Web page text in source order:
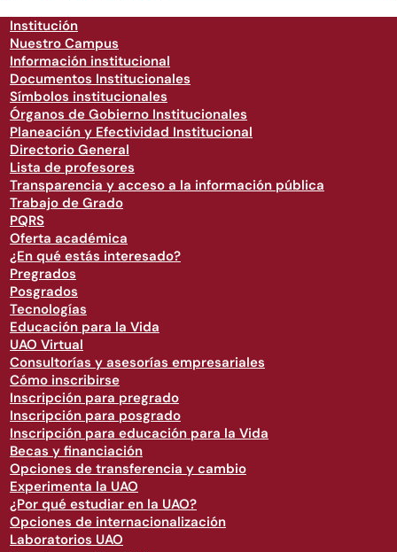
Institución
Nuestro Campus
Información institucional
Documentos Institucionales
Símbolos institucionales
Órganos de Gobierno Institucionales
Planeación y Efectividad Institucional
Directorio General
Lista de profesores
Transparencia y acceso a la información pública
Trabajo de Grado
PQRS
Oferta académica
¿En qué estás interesado?
Pregrados
Posgrados
Tecnologías
Educación para la Vida
UAO Virtual
Consultorías y asesorías empresariales
Cómo inscribirse
Inscripción para pregrado
Inscripción para posgrado
Inscripción para educación para la Vida
Becas y financiación
Opciones de transferencia y cambio
Experimenta la UAO
¿Por qué estudiar en la UAO?
Opciones de internacionalización
Laboratorios UAO